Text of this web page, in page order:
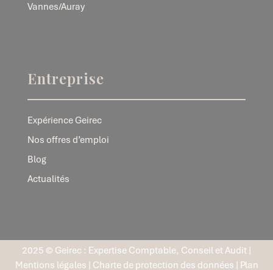
Vannes/Auray
Entreprise
Expérience Geirec
Nos offres d’emploi
Blog
Actualités
2025 © Geirec : Expertise Comptable, Conseil et Audit |
Mentions légales | Charte de protection des données | Plan